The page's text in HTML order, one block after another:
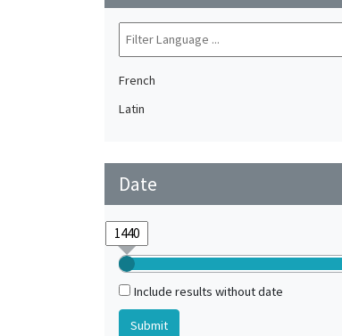
French
Latin
Date
Include results without date